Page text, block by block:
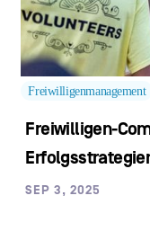
Freiwilligenmanagement
Freiwilligen-
SEP 3, 2025